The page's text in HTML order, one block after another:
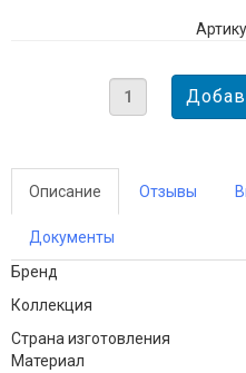
Описание Отзывы
Документы
Бренд
Коллекция
Страна изготовления
Материал